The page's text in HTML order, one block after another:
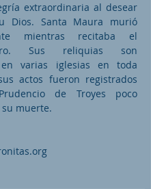
extraordinaria al desear
Dios. Santa Maura murió
mientras recitaba el
Sus reliquias son
en varias iglesias en toda
actos fueron registrados
de Troyes poco
muerte.